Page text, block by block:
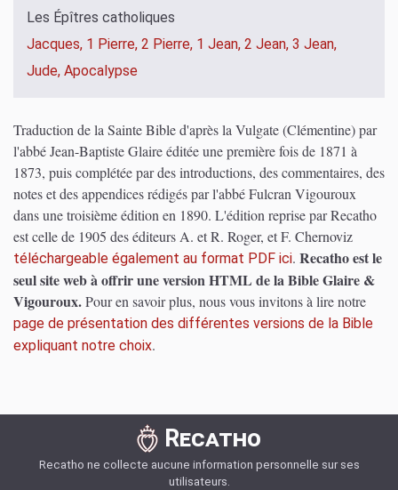
Les Épîtres catholiques
Jacques, 1 Pierre, 2 Pierre, 1 Jean, 2 Jean, 3 Jean,
Jude, Apocalypse
Traduction de la Sainte Bible d'après la Vulgate (Clémentine) par
l'abbé Jean-Baptiste Glaire éditée une première fois de 1871 à
1873, puis complétée par des introductions, des commentaires, des
notes et des appendices rédigés par l'abbé Fulcran Vigouroux
dans une troisième édition en 1890. L'édition reprise par Recatho
est celle de 1905 des éditeurs A. et R. Roger, et F. Chernoviz
téléchargeable également au format PDF ici. Recatho est le
seul site web à offrir une version HTML de la Bible Glaire &
Vigouroux.Pour en savoir plus, nous vous invitons à lire notre
page de présentation des différentes versions de la Bible
expliquant notre choix.
Recatho
Recatho ne collecte aucune information personnelle sur ses
utilisateurs.